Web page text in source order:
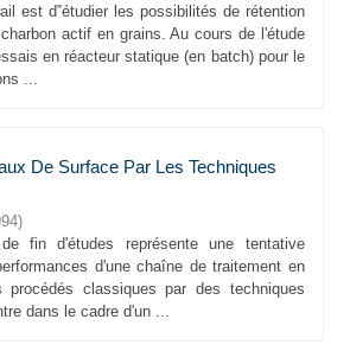
est d‟étudier les possibilités de rétention
actif en grains. Au cours de l'étude
en réacteur statique (en batch) pour le
...
De Surface Par Les Techniques
)
fin d'études représente une tentative
d'une chaîne de traitement en
procédés classiques par des techniques
dans le cadre d'un ...